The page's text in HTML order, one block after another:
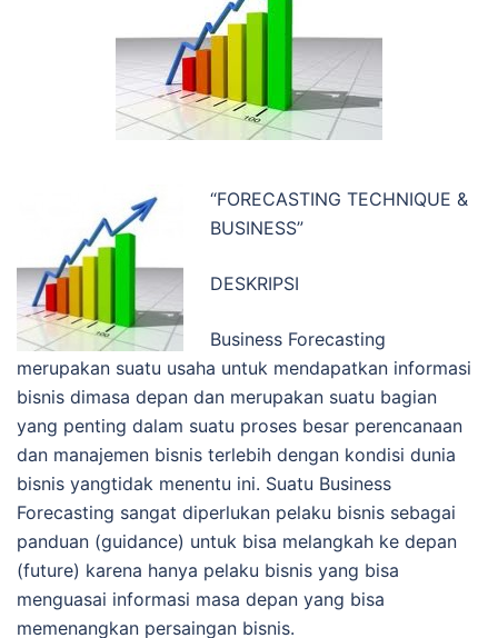
“FORECASTING TECHNIQUE &
BUSINESS”
DESKRIPSI
Business Forecasting
merupakan suatu usaha untuk mendapatkan informasi
bisnis dimasa depan dan merupakan suatu bagian
yang penting dalam suatu proses besar perencanaan
dan manajemen bisnis terlebih dengan kondisi dunia
bisnis yangtidak menentu ini. Suatu Business
Forecasting sangat diperlukan pelaku bisnis sebagai
panduan (guidance) untuk bisa melangkah ke depan
(future) karena hanya pelaku bisnis yang bisa
menguasai informasi masa depan yang bisa
memenangkan persaingan bisnis.